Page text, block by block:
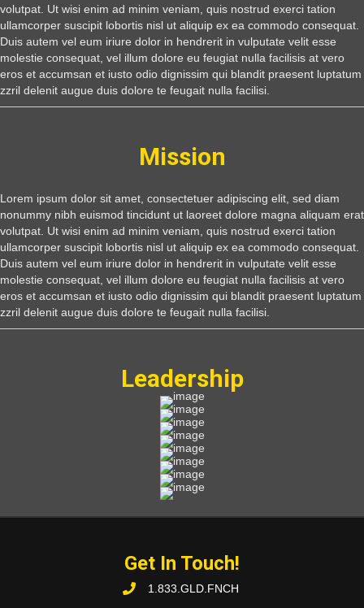
volutpat. Ut wisi enim ad minim veniam, quis nostrud exerci tation
ullamcorper suscipit lobortis nisl ut aliquip ex ea commodo consequat.
Duis autem vel eum iriure dolor in hendrerit in vulputate velit esse
molestie consequat, vel illum dolore eu feugiat nulla facilisis at vero
eros et accumsan et iusto odio dignissim qui blandit praesent luptatum
zzril delenit augue duis dolore te feugait nulla facilisi.
Mission
Lorem ipsum dolor sit amet, consectetuer adipiscing elit, sed diam
nonummy nibh euismod tincidunt ut laoreet dolore magna aliquam erat
volutpat. Ut wisi enim ad minim veniam, quis nostrud exerci tation
ullamcorper suscipit lobortis nisl ut aliquip ex ea commodo consequat.
Duis autem vel eum iriure dolor in hendrerit in vulputate velit esse
molestie consequat, vel illum dolore eu feugiat nulla facilisis at vero
eros et accumsan et iusto odio dignissim qui blandit praesent luptatum
zzril delenit augue duis dolore te feugait nulla facilisi.
Leadership
Get In Touch!
1.833.GLD.FNCH